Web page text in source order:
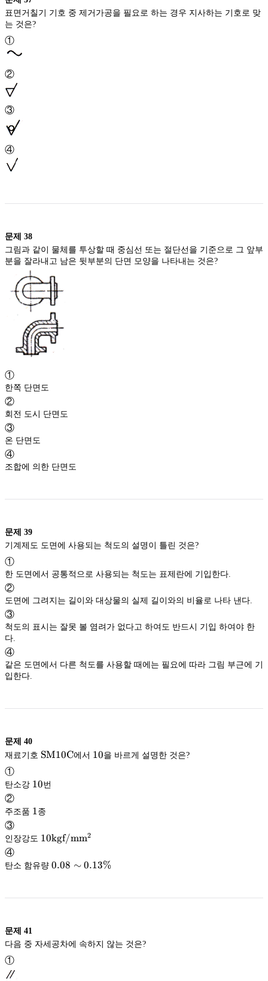
표면거칠기 기호 중 제거가공을 필요로 하는 경우 지사하는 기호로 맞
①
②
③
④
문제 38
그림과 같이 물체를 투상할 때 중심선 또는 절단선을 기준으로 그 앞부
①
한쪽 단면도
②
회전 도시 단면도
③
온 단면도
④
조합에 의한 단면도
문제 39
①
한 도면에서 공통적으로 사용되는 척도는 표제란에 기입한다.
②
도면에 그려지는 길이와 대상물의 실제 길이와의 비율로 나타 낸다.
③
척도의 표시는 잘못 볼 염려가 없다고 하여도 반드시 기입 하여야 한
다.
④
같은 도면에서 다른 척도를 사용할 때에는 필요에 따라 그림 부근에 기
입한다.
문제 40
재료기호 \mathrm{SM10C}
SM10C에서 10
10
①
탄소강 10
10번
②
주조품 1
1종
③
인장강도 10
10kgf/mm2
④
탄소 함유량 0.08\sim0.13\%
0.08 ∼ 0.13%
문제 41
①